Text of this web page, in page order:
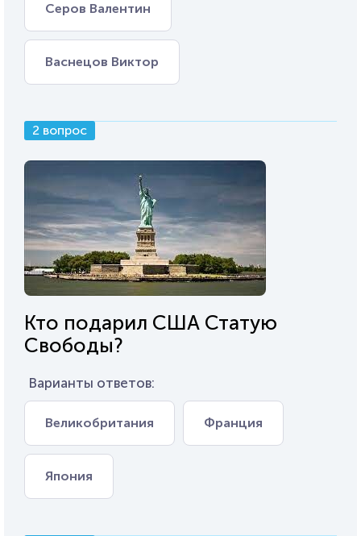
Серов Валентин
Васнецов Виктор
2 вопрос
Кто подарил США Статую
Свободы?
Варианты ответов:
Великобритания Франция
Япония